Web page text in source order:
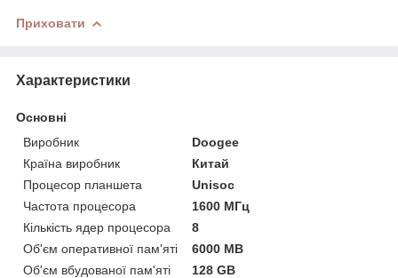
Приховати
Характеристики
Основні
Виробник
Doogee
Країна виробник
Китай
Процесор планшета
Unisoc
Частота процесора
1600 МГц
Кількість ядер процесора
8
Об'єм оперативної пам'яті
6000 MB
Об'єм вбудованої пам'яті
128 GB